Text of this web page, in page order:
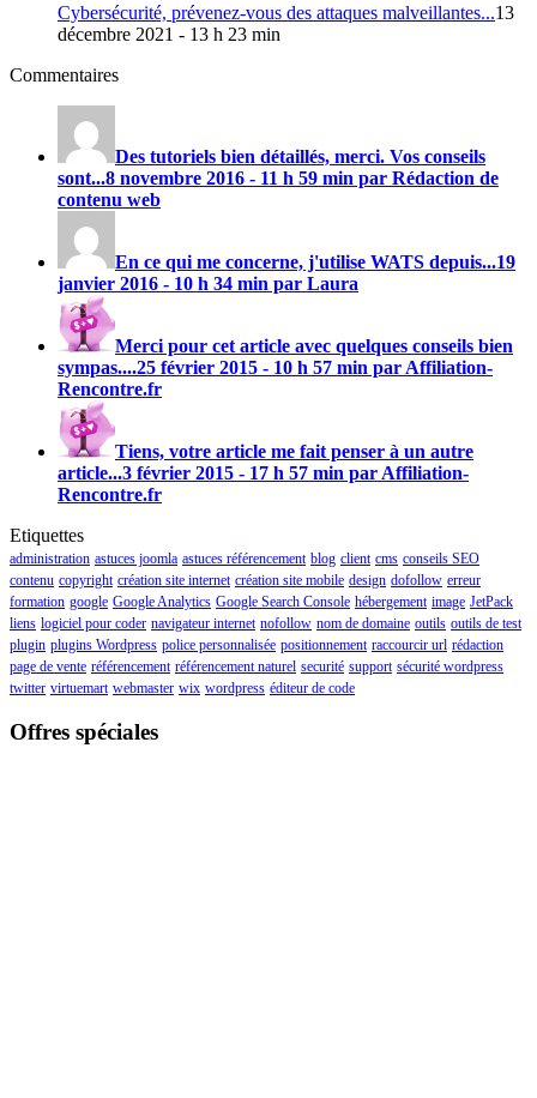
Cybersécurité, prévenez-vous des attaques malveillantes...13
décembre 2021 - 13 h 23 min
Commentaires
Des tutoriels bien détaillés, merci. Vos conseils
sont...8 novembre 2016 - 11 h 59 min par Rédaction de
contenu web
En ce qui me concerne, j'utilise WATS depuis...19
janvier 2016 - 10 h 34 min par Laura
Merci pour cet article avec quelques conseils bien
sympas....25 février 2015 - 10 h 57 min par Affiliation-
Rencontre.fr
Tiens, votre article me fait penser à un autre
article...3 février 2015 - 17 h 57 min par Affiliation-
Rencontre.fr
Etiquettes
administration astuces joomla astuces référencement blog client cms conseils SEO
contenu copyright création site internet création site mobile design dofollow erreur
formation google Google Analytics Google Search Console hébergement image JetPack
liens logiciel pour coder navigateur internet nofollow nom de domaine outils outils de test
plugin plugins Wordpress police personnalisée positionnement raccourcir url rédaction
page de vente référencement référencement naturel securité support sécurité wordpress
twitter virtuemart webmaster wix wordpress éditeur de code
Offres spéciales